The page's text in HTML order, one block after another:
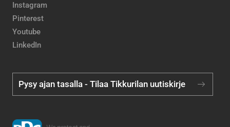
Instagram
Pinterest
Youtube
LinkedIn
Pysy ajan tasalla - Tilaa Tikkurilan uutiskirje